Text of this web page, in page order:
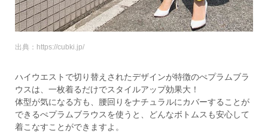
出典：https://cubki.jp/
ハイウエストで切り替えされたデザインが特徴のぺプラムブラ
ウスは、一枚着るだけでスタイルアップ効果大！
体型が気になる方も、腰回りをナチュラルにカバーすることが
できるぺプラムブラウスを使うと、どんなボトムスも安心して
着こなすことができますよ。